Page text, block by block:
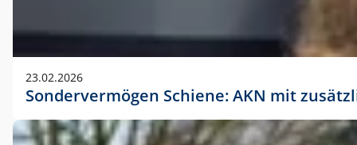
23.02.2026
Sondervermögen Schiene: AKN mit